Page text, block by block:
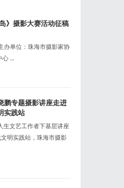
》摄影大赛活动征稿
单位：珠海市摄影家协
心 ...
鹏专题摄影讲座走进
实践站
文艺工作者下基层讲座
明实践站，珠海市摄影